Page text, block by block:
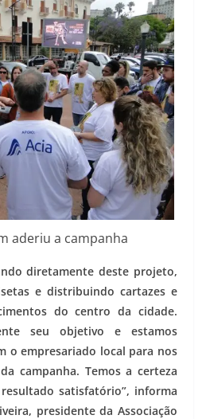
aderiu a campanha
diretamente deste projeto,
e distribuindo cartazes e
do centro da cidade.
seu objetivo e estamos
o empresariado local para nos
campanha. Temos a certeza
satisfatório”, informa
presidente da Associação